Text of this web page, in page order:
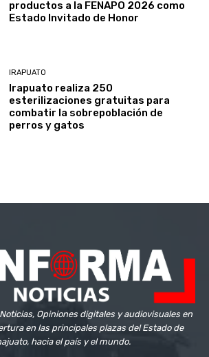
productos a la FENAPO 2026 como
Estado Invitado de Honor
IRAPUATO
Irapuato realiza 250
esterilizaciones gratuitas para
combatir la sobrepoblación de
perros y gatos
Opiniones digitales y audiovisuales en
en las principales plazas del Estado de
hacia el país y el mundo.